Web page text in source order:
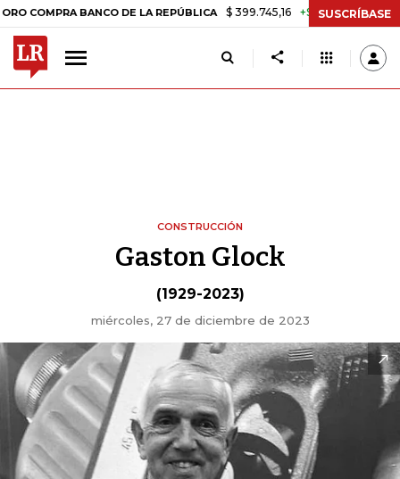
BANCO DE LA REPÚBLICA $ 399.745,16 +$ 2.295,71 +0,58%
SUSCRÍBASE
CONSTRUCCIÓN
Gaston Glock
(1929-2023)
miércoles, 27 de diciembre de 2023